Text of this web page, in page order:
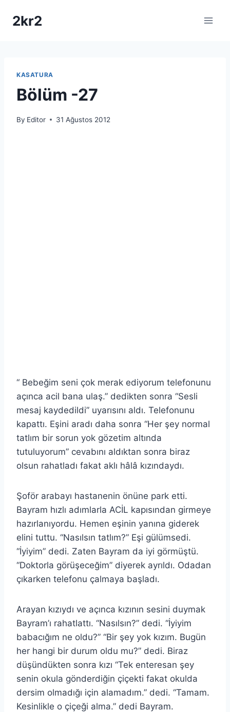
2kr2
KASATURA
Bölüm -27
By Editor 31 Ağustos 2012
“ Bebeğim seni çok merak ediyorum telefonunu
açınca acil bana ulaş.” dedikten sonra “Sesli
mesaj kaydedildi” uyarısını aldı. Telefonunu
kapattı. Eşini aradı daha sonra “Her şey normal
tatlım bir sorun yok gözetim altında
tutuluyorum” cevabını aldıktan sonra biraz
olsun rahatladı fakat aklı hâlâ kızındaydı.
Şoför arabayı hastanenin önüne park etti.
Bayram hızlı adımlarla ACİL kapısından girmeye
hazırlanıyordu. Hemen eşinin yanına giderek
elini tuttu. “Nasılsın tatlım?” Eşi gülümsedi.
“İyiyim” dedi. Zaten Bayram da iyi görmüştü.
“Doktorla görüşeceğim” diyerek ayrıldı. Odadan
çıkarken telefonu çalmaya başladı.
Arayan kızıydı ve açınca kızının sesini duymak
Bayram’ı rahatlattı. “Nasılsın?” dedi. “İyiyim
babacığım ne oldu?” “Bir şey yok kızım. Bugün
her hangi bir durum oldu mu?” dedi. Biraz
düşündükten sonra kızı “Tek enteresan şey
senin okula gönderdiğin çiçekti fakat okulda
dersim olmadığı için alamadım.” dedi. “Tamam.
Kesinlikle o çiçeği alma.” dedi Bayram.